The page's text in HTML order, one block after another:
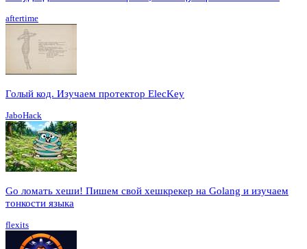
aftertime
Голый код. Изучаем протектор ElecKey
JaboHack
Go ломать хеши! Пишем свой хешкрекер на Golang и изучаем
тонкости языка
flexits